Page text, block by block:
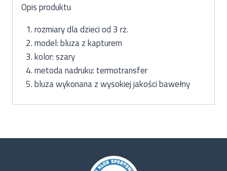
Opis produktu
rozmiary dla dzieci od 3 rż.
model: bluza z kapturem
kolor: szary
metoda nadruku: termotransfer
bluza wykonana z wysokiej jakości bawełny